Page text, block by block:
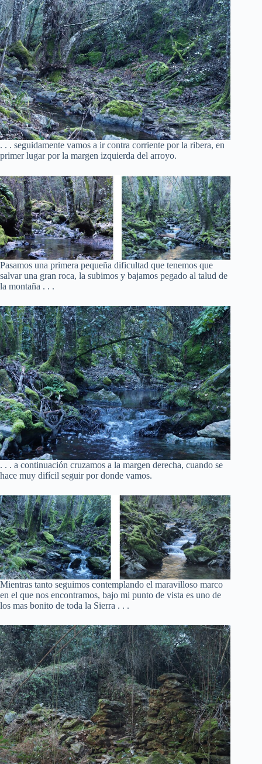
. . . seguidamente vamos a ir contra corriente por la ribera, en
primer lugar por la margen izquierda del arroyo.
Pasamos una primera pequeña dificultad que tenemos que
salvar una gran roca, la subimos y bajamos pegado al talud de
la montaña . . .
. . . a continuación cruzamos a la margen derecha, cuando se
hace muy difícil seguir por donde vamos.
Mientras tanto seguimos contemplando el maravilloso marco
en el que nos encontramos, bajo mi punto de vista es uno de
los mas bonito de toda la Sierra . . .